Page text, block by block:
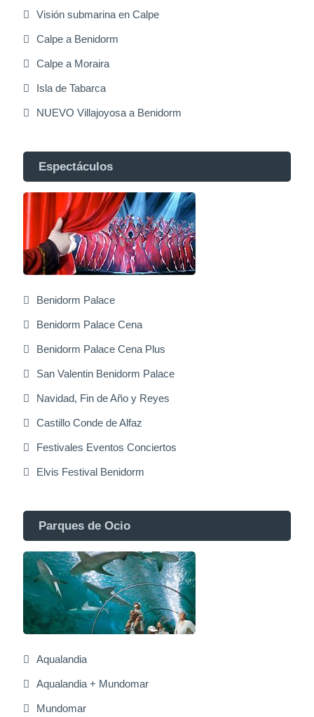
Visión submarina en Calpe
Calpe a Benidorm
Calpe a Moraira
Isla de Tabarca
NUEVO Villajoyosa a Benidorm
Espectáculos
Benidorm Palace
Benidorm Palace Cena
Benidorm Palace Cena Plus
San Valentin Benidorm Palace
Navidad, Fin de Año y Reyes
Castillo Conde de Alfaz
Festivales Eventos Conciertos
Elvis Festival Benidorm
Parques de Ocio
Aqualandia
Aqualandia + Mundomar
Mundomar